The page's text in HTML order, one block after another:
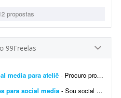
propostas
99Freelas
media para ateliê - Procuro profissional para assumir o planejamento, criação, organização e programação do conteúdo do Instagram do Ateliê Questa Cerâmica,...
para social media - Sou social media e procuro alguém que me auxilie na produção de stories profissionais, com execução simples e sem muita elaboração. - Criaç&...